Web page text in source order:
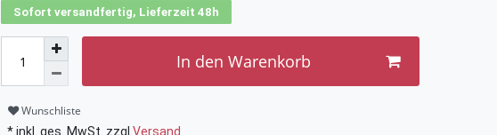
Sofort versandfertig, Lieferzeit 48h
In den Warenkorb
Wunschliste
* inkl. ges. MwSt. zzgl.Versand